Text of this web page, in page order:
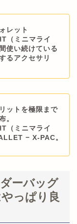
レット
（ミニマライ
使い続けている
るアクセサリ
ットを極限まで
。
（ミニマライ
− X-PAC。
ーバッグ
っぱり良